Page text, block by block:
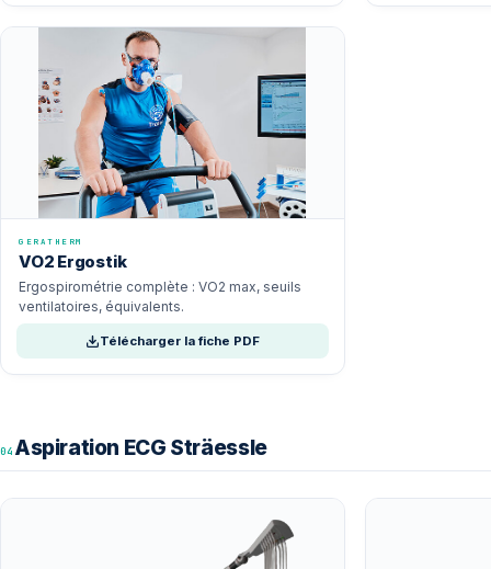
GERATHERM
VO2 Ergostik
Ergospirométrie complète : VO2 max, seuils
ventilatoires, équivalents.
Télécharger la fiche PDF
04 Aspiration ECG Sträessle